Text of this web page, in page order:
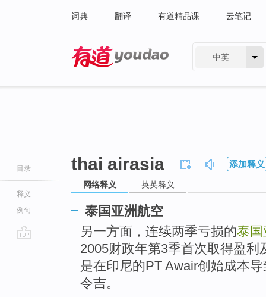
词典 翻译 有道精品课 云笔记
中英
目录
释义
例句
thai airasia 添加释义
网络释义 英英释义
泰国亚洲航空
另一方面，连续两季亏损的泰
2005财政年第3季首次取得盈
是在印尼的PT Awair创始成本
令吉。